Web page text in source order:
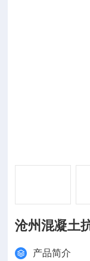
沧州混凝土
产品简介